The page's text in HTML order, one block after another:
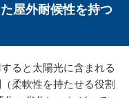
屋外耐候性を持つ
ると太陽光に含まれる
柔軟性を持たせる役割